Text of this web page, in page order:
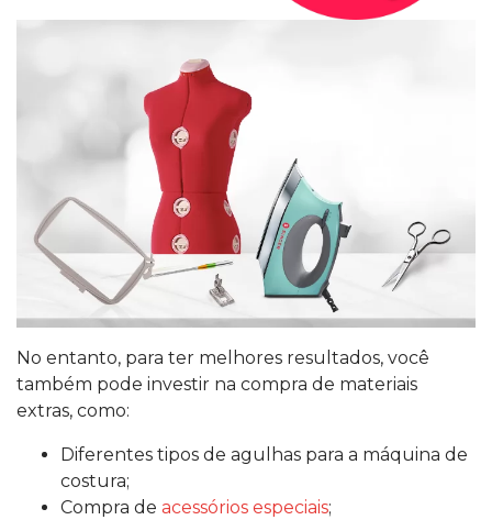
No entanto, para ter melhores resultados, você
também pode investir na compra de materiais
extras, como:
Diferentes tipos de agulhas para a máquina de
costura;
Compra de acessórios especiais;